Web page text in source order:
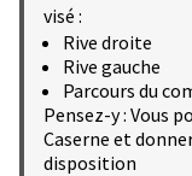
visé :
Rive droite
Rive gauche
Parcours du
Pensez-y : Vous
Caserne et
disposition